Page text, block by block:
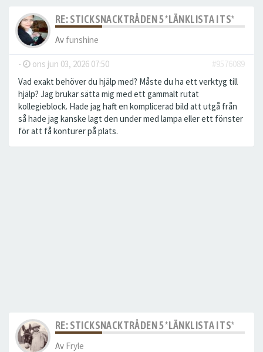
RE: STICKSNACKTRÅDEN 5 *LÄNKLISTA I TS*
Av funshine
- ons jun 03, 2026 07:50
#9576089
Vad exakt behöver du hjälp med? Måste du ha ett verktyg till
hjälp? Jag brukar sätta mig med ett gammalt rutat
kollegieblock. Hade jag haft en komplicerad bild att utgå från
så hade jag kanske lagt den under med lampa eller ett fönster
för att få konturer på plats.
RE: STICKSNACKTRÅDEN 5 *LÄNKLISTA I TS*
Av Fryle